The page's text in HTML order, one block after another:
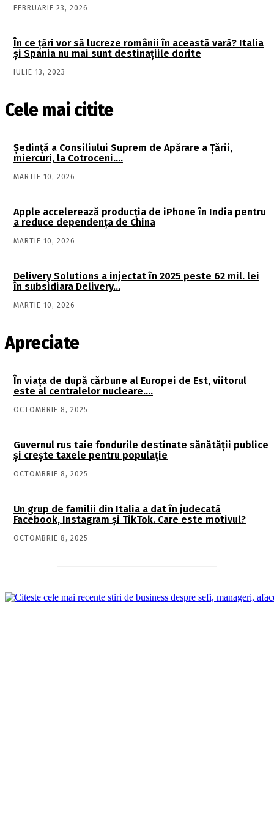
FEBRUARIE 23, 2026
În ce țări vor să lucreze românii în această vară? Italia
și Spania nu mai sunt destinațiile dorite
IULIE 13, 2023
Cele mai citite
Şedinţă a Consiliului Suprem de Apărare a Ţării,
miercuri, la Cotroceni….
MARTIE 10, 2026
Apple accelerează producția de iPhone în India pentru
a reduce dependența de China
MARTIE 10, 2026
Delivery Solutions a injectat în 2025 peste 62 mil. lei
în subsidiara Delivery…
MARTIE 10, 2026
Apreciate
În viaţa de după cărbune al Europei de Est, viitorul
este al centralelor nucleare….
OCTOMBRIE 8, 2025
Guvernul rus taie fondurile destinate sănătății publice
și crește taxele pentru populație
OCTOMBRIE 8, 2025
Un grup de familii din Italia a dat în judecată
Facebook, Instagram și TikTok. Care este motivul?
OCTOMBRIE 8, 2025